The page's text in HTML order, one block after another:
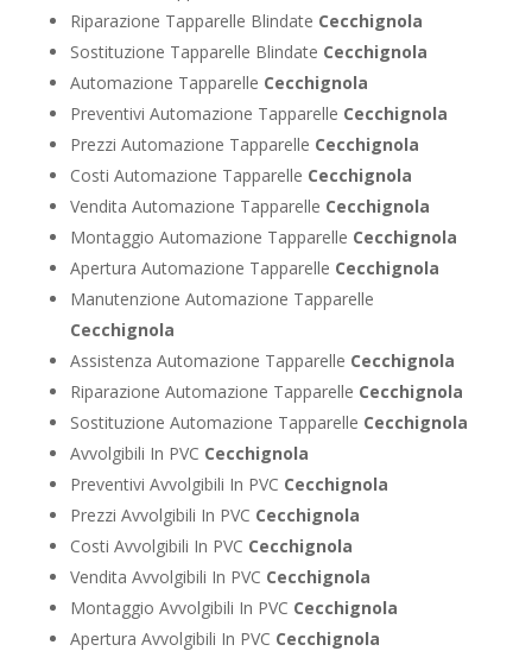
Riparazione Tapparelle Blindate Cecchignola
Sostituzione Tapparelle Blindate Cecchignola
Automazione Tapparelle Cecchignola
Preventivi Automazione Tapparelle Cecchignola
Prezzi Automazione Tapparelle Cecchignola
Costi Automazione Tapparelle Cecchignola
Vendita Automazione Tapparelle Cecchignola
Montaggio Automazione Tapparelle Cecchignola
Apertura Automazione Tapparelle Cecchignola
Manutenzione Automazione Tapparelle
Cecchignola
Assistenza Automazione Tapparelle Cecchignola
Riparazione Automazione Tapparelle Cecchignola
Sostituzione Automazione Tapparelle Cecchignola
Avvolgibili In PVC Cecchignola
Preventivi Avvolgibili In PVC Cecchignola
Prezzi Avvolgibili In PVC Cecchignola
Costi Avvolgibili In PVC Cecchignola
Vendita Avvolgibili In PVC Cecchignola
Montaggio Avvolgibili In PVC Cecchignola
Apertura Avvolgibili In PVC Cecchignola